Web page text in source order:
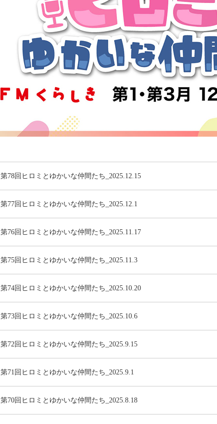
第78回ヒロミとゆかいな仲間たち_2025.12.15
第77回ヒロミとゆかいな仲間たち_2025.12.1
第76回ヒロミとゆかいな仲間たち_2025.11.17
第75回ヒロミとゆかいな仲間たち_2025.11.3
第74回ヒロミとゆかいな仲間たち_2025.10.20
第73回ヒロミとゆかいな仲間たち_2025.10.6
第72回ヒロミとゆかいな仲間たち_2025.9.15
第71回ヒロミとゆかいな仲間たち_2025.9.1
第70回ヒロミとゆかいな仲間たち_2025.8.18